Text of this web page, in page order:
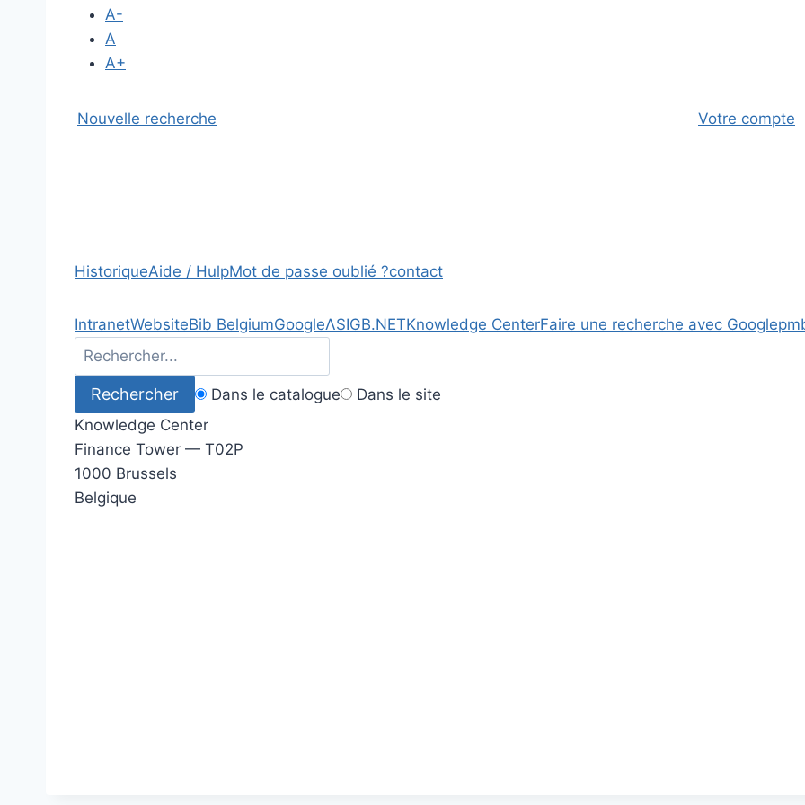
A-
A
A+
Nouvelle recherche Votre compte
HistoriqueAide / HulpMot de passe oublié ?contact
IntranetWebsiteBib BelgiumGoogleΛSIGB.NETKnowledge CenterFaire une recherche avec Google
Dans le catalogue
Dans le site
Knowledge Center
Finance Tower — T02P
1000 Brussels
Belgique